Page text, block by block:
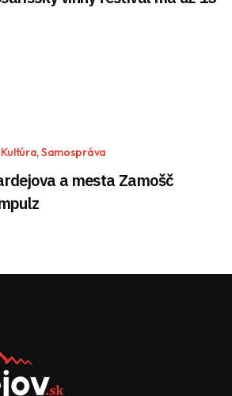
Kultúra,Samospráva
a mesta Zamošč